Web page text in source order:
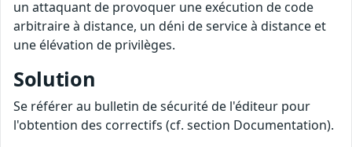
un attaquant de provoquer une exécution de code
arbitraire à distance, un déni de service à distance et
une élévation de privilèges.
Solution
Se référer au bulletin de sécurité de l'éditeur pour
l'obtention des correctifs (cf. section Documentation).